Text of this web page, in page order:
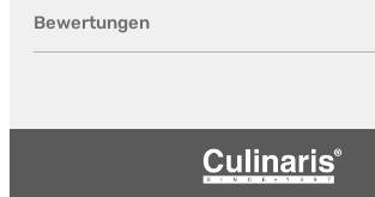
Bewertungen